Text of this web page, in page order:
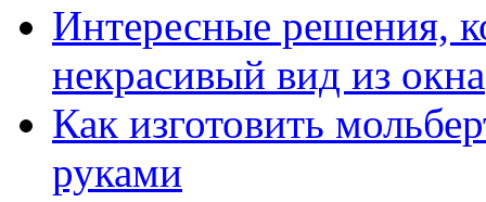
Интересные решения,
некрасивый вид из окна
Как изготовить
руками